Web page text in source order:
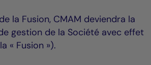
la Fusion, CMAM deviendra la
gestion de la Société avec effet
« Fusion »).